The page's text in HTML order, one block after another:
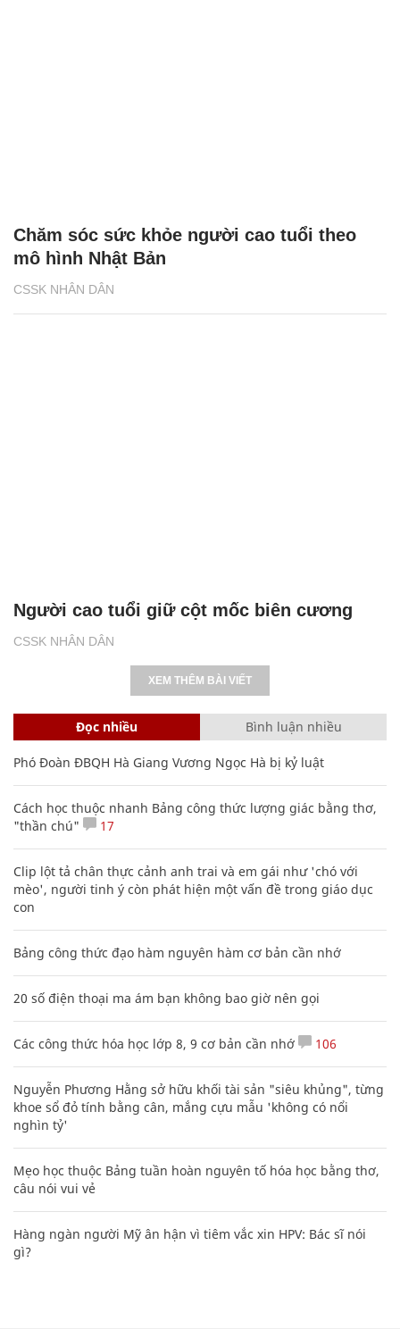
CSSK NHÂN DÂN
Chăm sóc sức khỏe người cao tuổi theo
mô hình Nhật Bản
CSSK NHÂN DÂN
Người cao tuổi giữ cột mốc biên cương
XEM THÊM BÀI VIẾT
Đọc nhiều Bình luận nhiều
Phó Đoàn ĐBQH Hà Giang Vương Ngọc Hà bị kỷ luật
Cách học thuộc nhanh Bảng công thức lượng giác bằng thơ,
"thần chú"
17
Clip lột tả chân thực cảnh anh trai và em gái như 'chó với
mèo', người tinh ý còn phát hiện một vấn đề trong giáo dục
con
Bảng công thức đạo hàm nguyên hàm cơ bản cần nhớ
20 số điện thoại ma ám bạn không bao giờ nên gọi
Các công thức hóa học lớp 8, 9 cơ bản cần nhớ 106
Nguyễn Phương Hằng sở hữu khối tài sản "siêu khủng", từng
khoe sổ đỏ tính bằng cân, mắng cựu mẫu 'không có nổi
nghìn tỷ'
Mẹo học thuộc Bảng tuần hoàn nguyên tố hóa học bằng thơ,
câu nói vui vẻ
Hàng ngàn người Mỹ ân hận vì tiêm vắc xin HPV: Bác sĩ nói
gì?